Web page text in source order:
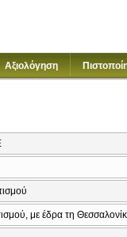
Αξιολόγηση
με έδρα τη